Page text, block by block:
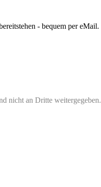
- bequem per eMail.
nicht an Dritte weitergegeben.